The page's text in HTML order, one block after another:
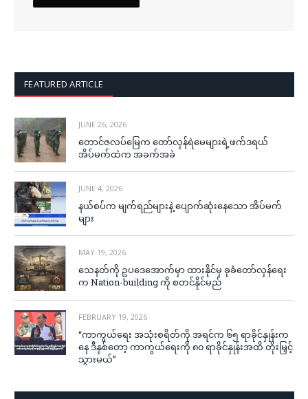
FEATURED ARTICLE
JUNE 26, 2026
တောင်ဇလပ်မြေက တော်လှန်ရဲမေများရဲ့ဖက်ဒရယ်
အိပ်မက်ထဲက အခက်အခဲ
JUNE 4, 2026
နယ်စပ်က မျက်ရည်များနဲ့ ပျောက်ဆုံးနေသော အိပ်မက်
များ
MAY 19, 2026
သေနတ်ကို ဥပဒေအောက်မှာ ထားနိုင်မှ ခုခံတော်လှန်ရေး
က Nation-building ကို စတင်နိုင်မည်
FEBRUARY 19, 2026
“ကာကွယ်ရေး အသုံးစရိတ်ကို အရင်က ၆၅ ရာခိုင်နှုန်းက
နေ ဒီနှစ်တော့ ကာကွယ်ရေးကို ၈၀ ရာခိုင်နှုန်းအထိ တိုးမြှင့်
သွားမယ်”